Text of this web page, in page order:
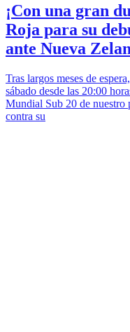
¡Con una gran
Roja para su
ante Nueva
Tras largos meses de
sábado desde las 20:00
Mundial Sub 20 de nuestro
contra su